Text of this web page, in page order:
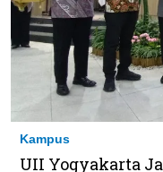
Kampus
UII Yogyakarta